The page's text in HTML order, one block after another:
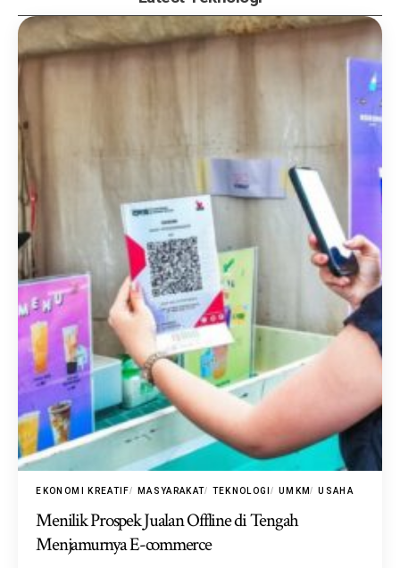
EKONOMI KREATIF MASYARAKAT TEKNOLOGI UMKM USAHA
Menilik Prospek Jualan Offline di Tengah
Menjamurnya E-commerce